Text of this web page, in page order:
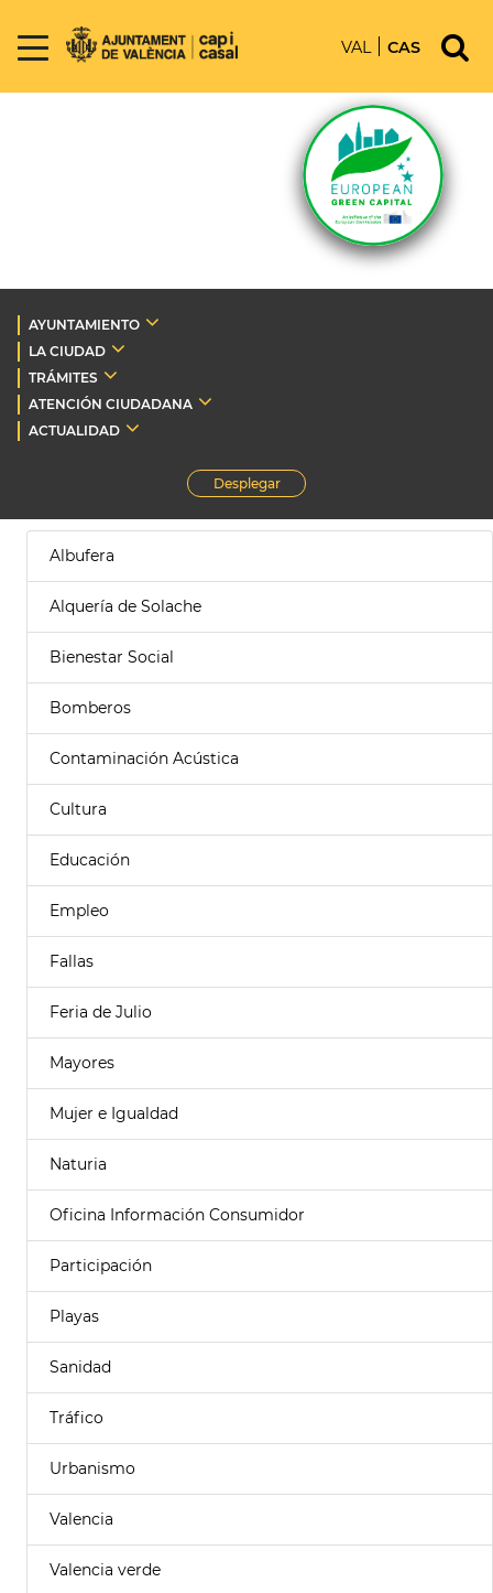
VAL CAS
AYUNTAMIENTO
LA CIUDAD
TRÁMITES
ATENCIÓN CIUDADANA
ACTUALIDAD
Desplegar
Albufera
Alquería de Solache
Bienestar Social
Bomberos
Contaminación Acústica
Cultura
Educación
Empleo
Fallas
Feria de Julio
Mayores
Mujer e Igualdad
Naturia
Oficina Información Consumidor
Participación
Playas
Sanidad
Tráfico
Urbanismo
Valencia
Valencia verde